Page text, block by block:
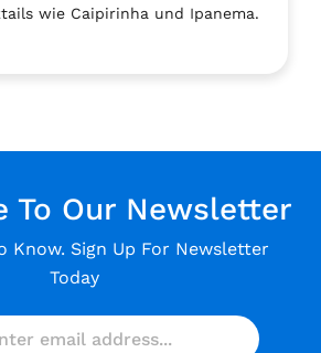
wie Caipirinha und Ipanema.
To Our Newsletter
Know. Sign Up For Newsletter
Today